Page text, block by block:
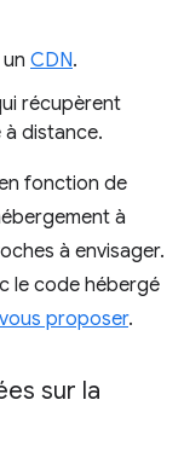
CDN.
récupèrent
distance.
fonction de
à
à envisager.
le code hébergé
proposer.
sur la